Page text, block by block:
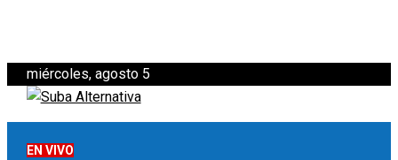
miércoles, agosto 5
EN VIVO